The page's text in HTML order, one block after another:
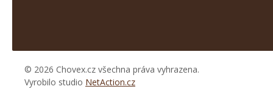
© 2026 Chovex.cz všechna práva vyhrazena.
Vyrobilo studio NetAction.cz